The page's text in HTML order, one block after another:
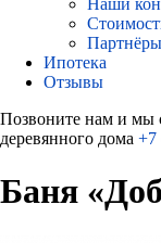
Наши
Партнёры
Ипотека
Отзывы
Позвоните нам и мы
деревянного дома +7
Баня